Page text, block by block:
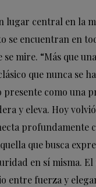
lugar central en la
se encuentran en
mire. “Más que
que nunca se
presente como una
y eleva. Hoy
profundamente
que busca
en sí misma.
entre fuerza y